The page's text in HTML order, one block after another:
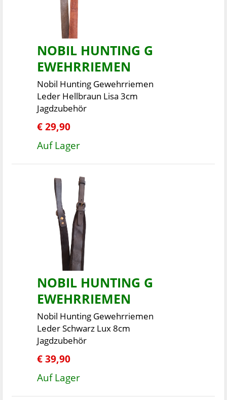
NOBIL HUNTING G
EWEHRRIEMEN
Nobil Hunting Gewehrriemen
Leder Hellbraun Lisa 3cm
Jagdzubehör
€ 29,90
Auf Lager
NOBIL HUNTING G
EWEHRRIEMEN
Nobil Hunting Gewehrriemen
Leder Schwarz Lux 8cm
Jagdzubehör
€ 39,90
Auf Lager